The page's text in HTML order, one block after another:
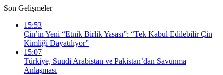
Son Gelişmeler
15:53
Çin’in Yeni “Etnik Birlik Yasası”: “Tek Kabul Edilebilir Çin
Kimliği Dayatılıyor”
15:07
Türkiye, Suudi Arabistan ve Pakistan’dan Savunma
Anlaşması